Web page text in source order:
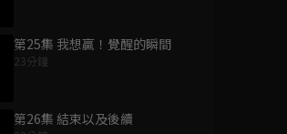
第25集 我想贏！覺醒的瞬間
23分鐘
第26集 結束以及後續